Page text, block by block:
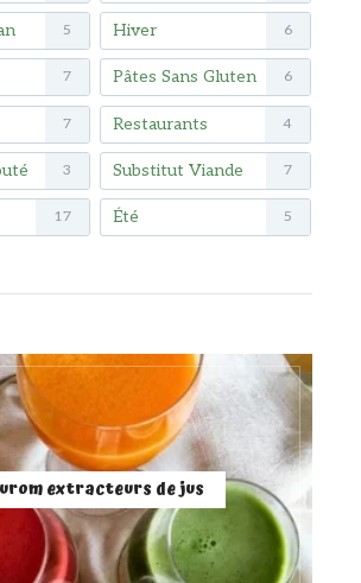
5 Hiver 6
7 Pâtes Sans Gluten 6
7 Restaurants 4
3 Substitut Viande 7
17 Été 5
extracteurs de jus